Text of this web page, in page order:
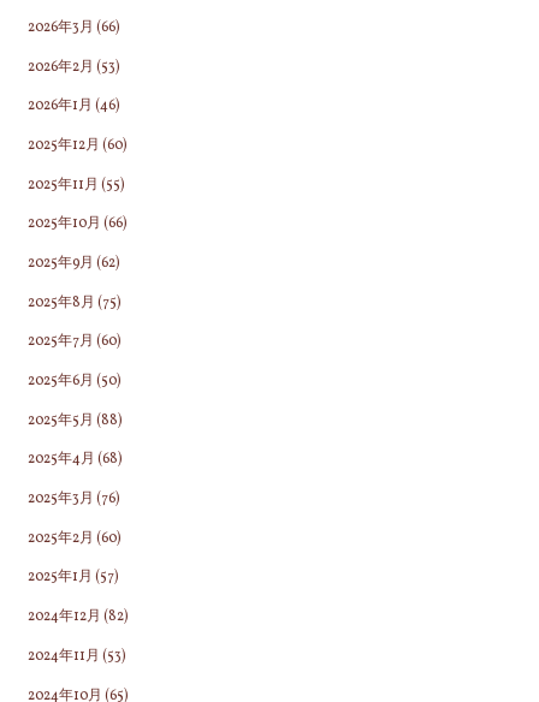
2026年3月 (66)
2026年2月 (53)
2026年1月 (46)
2025年12月 (60)
2025年11月 (55)
2025年10月 (66)
2025年9月 (62)
2025年8月 (75)
2025年7月 (60)
2025年6月 (50)
2025年5月 (88)
2025年4月 (68)
2025年3月 (76)
2025年2月 (60)
2025年1月 (57)
2024年12月 (82)
2024年11月 (53)
2024年10月 (65)